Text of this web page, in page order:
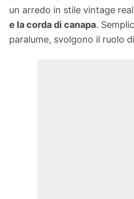
un arredo in stile vintage
e la corda di canapa.
paralume, svolgono il ruolo